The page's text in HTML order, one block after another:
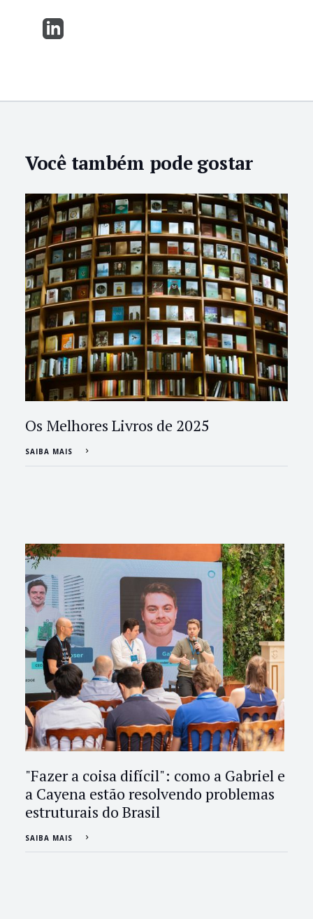
Você também pode gostar
Os Melhores Livros de 2025
SAIBA MAIS
"Fazer a coisa difícil": como a Gabriel e
a Cayena estão resolvendo problemas
estruturais do Brasil
SAIBA MAIS